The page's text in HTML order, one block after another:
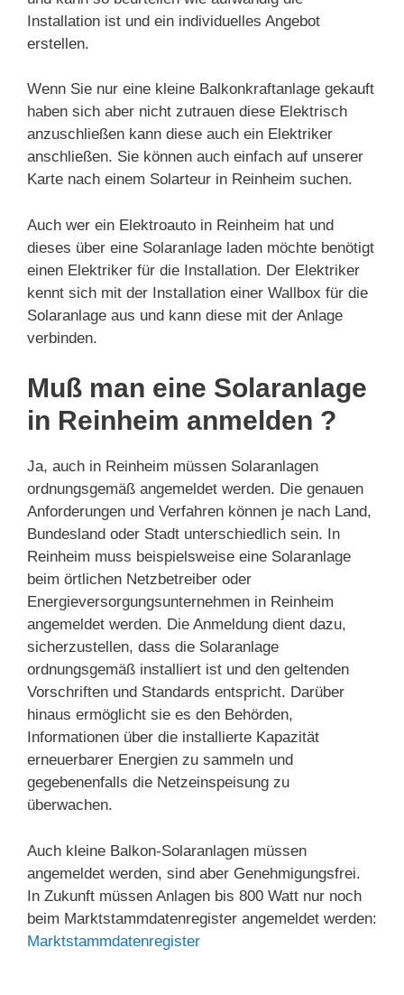
Installation ist und ein individuelles Angebot
erstellen.
Wenn Sie nur eine kleine Balkonkraftanlage gekauft
haben sich aber nicht zutrauen diese Elektrisch
anzuschließen kann diese auch ein Elektriker
anschließen. Sie können auch einfach auf unserer
Karte nach einem Solarteur in Reinheim suchen.
Auch wer ein Elektroauto in Reinheim hat und
dieses über eine Solaranlage laden möchte benötigt
einen Elektriker für die Installation. Der Elektriker
kennt sich mit der Installation einer Wallbox für die
Solaranlage aus und kann diese mit der Anlage
verbinden.
Muß man eine Solaranlage
in Reinheim anmelden ?
Ja, auch in Reinheim müssen Solaranlagen
ordnungsgemäß angemeldet werden. Die genauen
Anforderungen und Verfahren können je nach Land,
Bundesland oder Stadt unterschiedlich sein. In
Reinheim muss beispielsweise eine Solaranlage
beim örtlichen Netzbetreiber oder
Energieversorgungsunternehmen in Reinheim
angemeldet werden. Die Anmeldung dient dazu,
sicherzustellen, dass die Solaranlage
ordnungsgemäß installiert ist und den geltenden
Vorschriften und Standards entspricht. Darüber
hinaus ermöglicht sie es den Behörden,
Informationen über die installierte Kapazität
erneuerbarer Energien zu sammeln und
gegebenenfalls die Netzeinspeisung zu
überwachen.
Auch kleine Balkon-Solaranlagen müssen
angemeldet werden, sind aber Genehmigungsfrei.
In Zukunft müssen Anlagen bis 800 Watt nur noch
beim Marktstammdatenregister angemeldet werden:
Marktstammdatenregister